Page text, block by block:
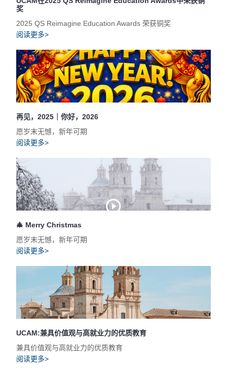
奖
2025 QS Reimagine Education Awards 荣获铜奖
阅读更多>
再见，2025｜你好，2026
愿岁末无憾，新年可期
阅读更多>
🎄 Merry Christmas
愿岁末无憾，新年可期
阅读更多>
UCAM:兼具价值观与高就业力的优质教育
兼具价值观与高就业力的优质教育
阅读更多>